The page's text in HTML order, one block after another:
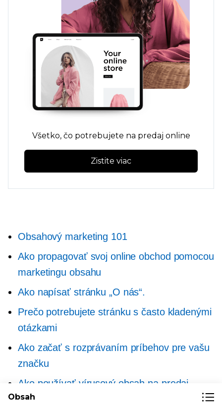
Všetko, čo potrebujete na predaj online
Zistite viac
Obsahový marketing 101
Ako propagovať svoj online obchod pomocou
marketingu obsahu
Ako napísať stránku „O nás“.
Prečo potrebujete stránku s často kladenými
otázkami
Ako začať s rozprávaním príbehov pre vašu
značku
Ako používať vírusový obsah na predaj
produktov online
Obsah